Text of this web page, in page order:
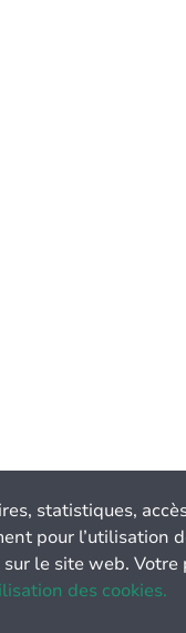
statistiques,
pour l’utilisation
le site web.
des cookies.